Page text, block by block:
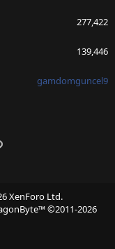
277,422
139,446
gamdomguncel9
Link
XenForo Ltd.
©2011-2026